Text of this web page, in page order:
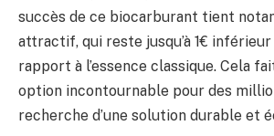
succès de ce biocarburant tient
attractif, qui reste jusqu’à 1€
rapport à l’essence classique. Cela
option incontournable pour des
recherche d’une solution durable et